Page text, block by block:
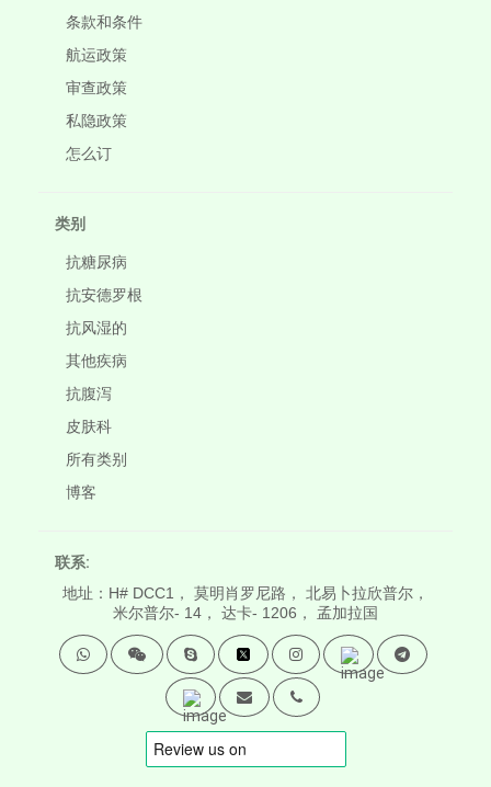
条款和条件
航运政策
审查政策
私隐政策
怎么订
类别
抗糖尿病
抗安德罗根
抗风湿的
其他疾病
抗腹泻
皮肤科
所有类别
博客
联系:
地址：H# DCC1， 莫明肖罗尼路， 北易卜拉欣普尔，
米尔普尔- 14， 达卡- 1206， 孟加拉国